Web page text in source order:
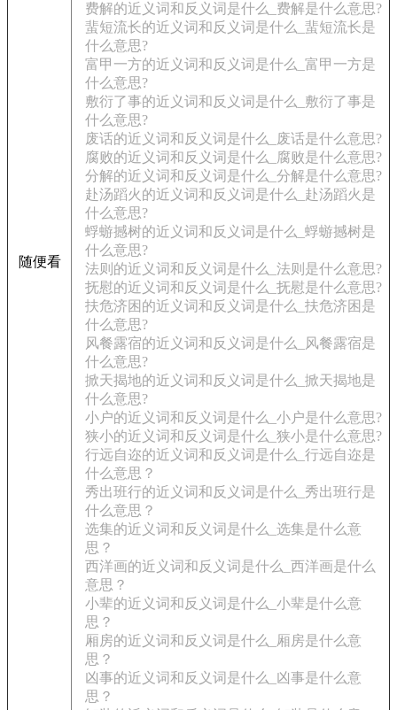
随便看
费解的近义词和反义词是什么_费解是什么意思?
蜚短流长的近义词和反义词是什么_蜚短流长是
什么意思?
富甲一方的近义词和反义词是什么_富甲一方是
什么意思?
敷衍了事的近义词和反义词是什么_敷衍了事是
什么意思?
废话的近义词和反义词是什么_废话是什么意思?
腐败的近义词和反义词是什么_腐败是什么意思?
分解的近义词和反义词是什么_分解是什么意思?
赴汤蹈火的近义词和反义词是什么_赴汤蹈火是
什么意思?
蜉蝣撼树的近义词和反义词是什么_蜉蝣撼树是
什么意思?
法则的近义词和反义词是什么_法则是什么意思?
抚慰的近义词和反义词是什么_抚慰是什么意思?
扶危济困的近义词和反义词是什么_扶危济困是
什么意思?
风餐露宿的近义词和反义词是什么_风餐露宿是
什么意思?
掀天揭地的近义词和反义词是什么_掀天揭地是
什么意思?
小户的近义词和反义词是什么_小户是什么意思?
狭小的近义词和反义词是什么_狭小是什么意思?
行远自迩的近义词和反义词是什么_行远自迩是
什么意思？
秀出班行的近义词和反义词是什么_秀出班行是
什么意思？
选集的近义词和反义词是什么_选集是什么意
思？
西洋画的近义词和反义词是什么_西洋画是什么
意思？
小辈的近义词和反义词是什么_小辈是什么意
思？
厢房的近义词和反义词是什么_厢房是什么意
思？
凶事的近义词和反义词是什么_凶事是什么意
思？